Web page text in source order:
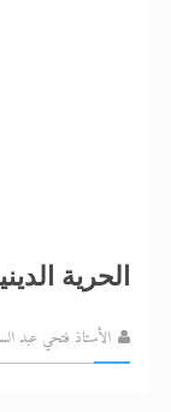
الحرية
الأستاذ فتحي عبد